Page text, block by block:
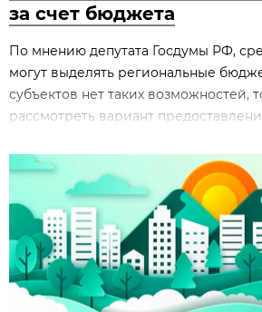
за счет бюджета
По мнению депутата Госдумы РФ,
могут выделять региональные
субъектов нет таких возможностей,
рассмотреть вариант